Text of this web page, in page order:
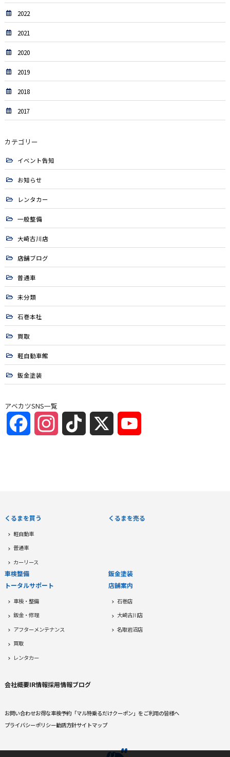
2022
2021
2020
2019
2018
2017
カテゴリー
イベント告知
お知らせ
レンタカー
一般整備
大崎古川店
店舗ブログ
普通車
未分類
石巻本社
買取
軽自動車館
鈑金塗装
アベカツSNS一覧
FacebookInstagramTikTok
くるまを買う
軽自動車
普通車
カーリース
くるまを売る
車検整備
鈑金塗装
トータルサポート
車検・整備
鈑金・修理
アフターメンテナンス
買取
レンタカー
店舗案内
石巻店
大崎古川店
名取岩沼店
会社概要IR情報採用情報ブログ
お問い合わせお得な車検予約「マル特乗るだけクーポン」をご利用の皆様へ
プライバシーポリシー勧誘方針サイトマップ